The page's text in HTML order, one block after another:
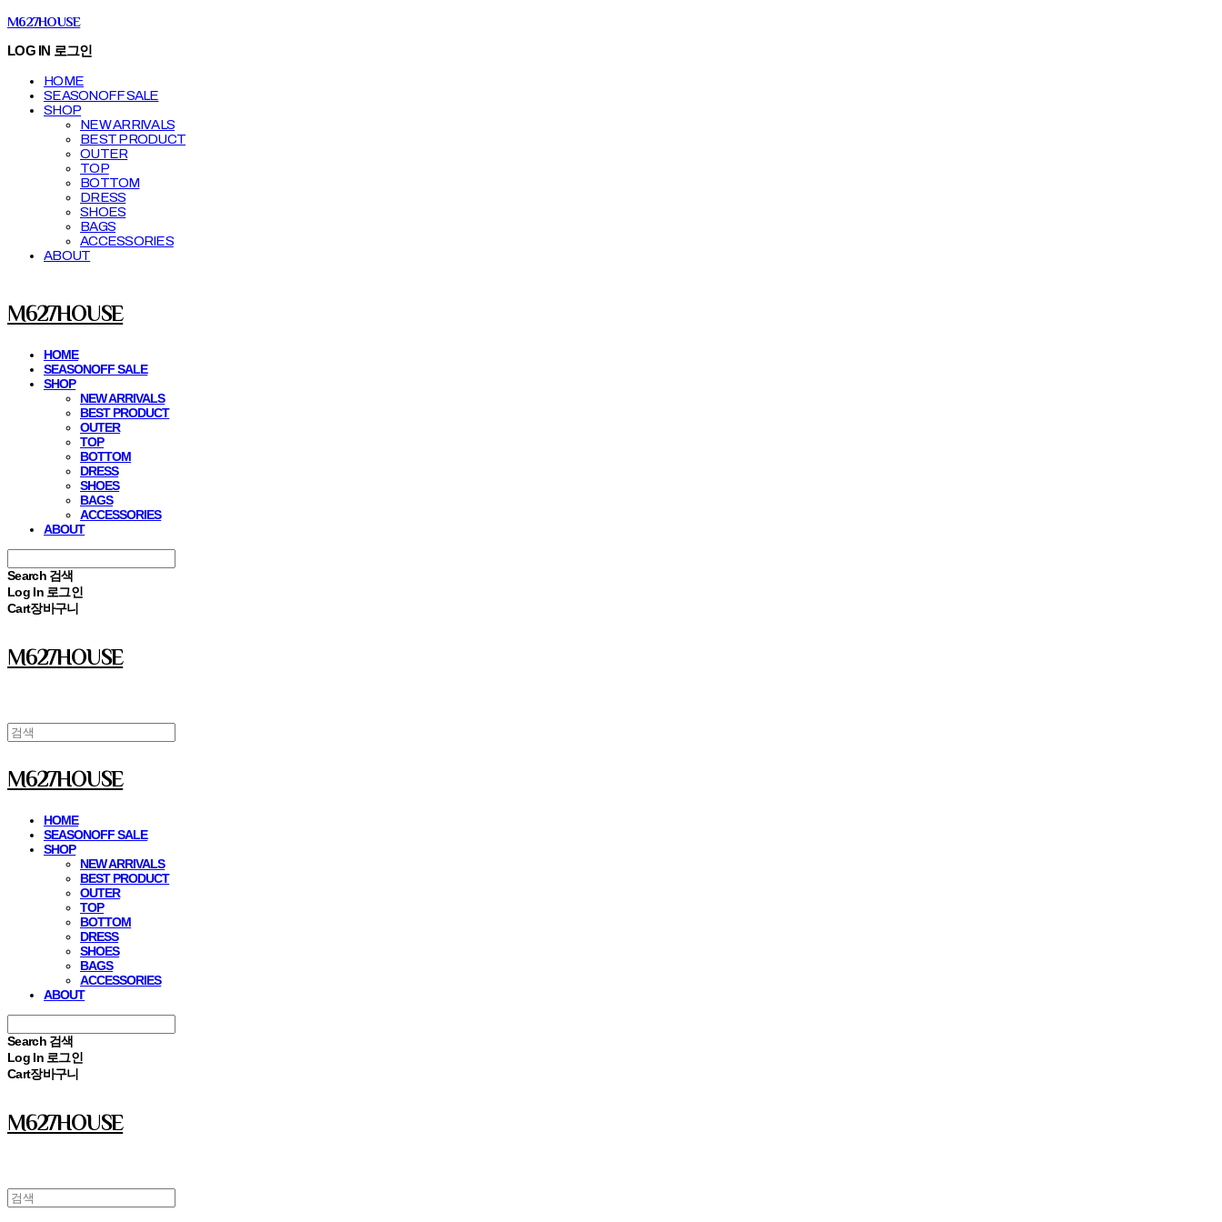
M627HOUSE
LOG IN 로그인
HOME
SEASONOFF SALE
SHOP
NEW ARRIVALS
BEST PRODUCT
OUTER
TOP
BOTTOM
DRESS
SHOES
BAGS
ACCESSORIES
ABOUT
M627HOUSE
HOME
SEASONOFF SALE
SHOP
NEW ARRIVALS
BEST PRODUCT
OUTER
TOP
BOTTOM
DRESS
SHOES
BAGS
ACCESSORIES
ABOUT
Search 검색
Log In 로그인
Cart장바구니
M627HOUSE
M627HOUSE
HOME
SEASONOFF SALE
SHOP
NEW ARRIVALS
BEST PRODUCT
OUTER
TOP
BOTTOM
DRESS
SHOES
BAGS
ACCESSORIES
ABOUT
Search 검색
Log In 로그인
Cart장바구니
M627HOUSE